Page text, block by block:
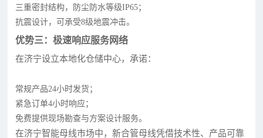
三重密封结构，防尘防水等级IP65；
抗震设计，可承受8级地震冲击。
优势三：极速响应服务网络
在济宁设立本地化仓储中心，承诺：
常规产品24小时发货；
紧急订单4小时响应；
免费提供现场勘查与方案设计服务。
在济宁智能母线市场中，新合管母线凭借技术性、产品可靠